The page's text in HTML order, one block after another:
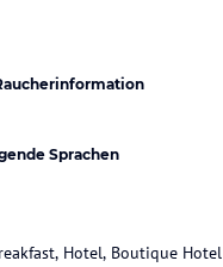
Sprachen
Hotel, Boutique Hotel